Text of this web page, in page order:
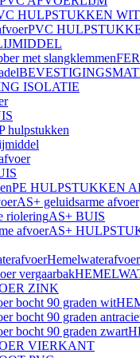
HULPSTUKKEN WIT
PVC
ISOLATIE
hulpstukken
PE HULPSTUKKEN
AS+ geluidsarme afvoer
AS+ BUIS
AS+
Hemelwaterafvoer
ZINK
VIERKANT